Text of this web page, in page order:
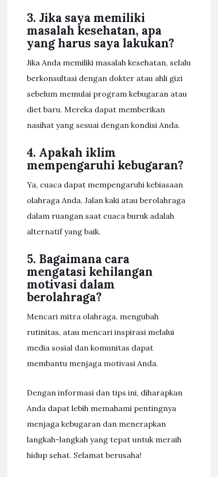
3. Jika saya memiliki
masalah kesehatan, apa
yang harus saya lakukan?
Jika Anda memiliki masalah kesehatan, selalu
berkonsultasi dengan dokter atau ahli gizi
sebelum memulai program kebugaran atau
diet baru. Mereka dapat memberikan
nasihat yang sesuai dengan kondisi Anda.
4. Apakah iklim
mempengaruhi kebugaran?
Ya, cuaca dapat mempengaruhi kebiasaan
olahraga Anda. Jalan kaki atau berolahraga
dalam ruangan saat cuaca buruk adalah
alternatif yang baik.
5. Bagaimana cara
mengatasi kehilangan
motivasi dalam
berolahraga?
Mencari mitra olahraga, mengubah
rutinitas, atau mencari inspirasi melalui
media sosial dan komunitas dapat
membantu menjaga motivasi Anda.
Dengan informasi dan tips ini, diharapkan
Anda dapat lebih memahami pentingnya
menjaga kebugaran dan menerapkan
langkah-langkah yang tepat untuk meraih
hidup sehat. Selamat berusaha!